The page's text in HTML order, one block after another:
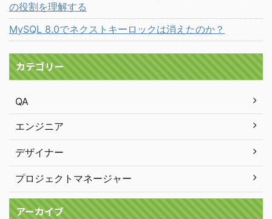
の役割を理解する
MySQL 8.0でネクストキーロックは消えたのか？
カテゴリー
QA
エンジニア
デザイナー
プロジェクトマネージャー
アーカイブ